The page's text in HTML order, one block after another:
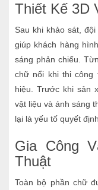
Thiết Kế 3D
Sau khi khảo sát,
giúp khách hàng
sáng phản chiếu.
chữ nổi khi thi công
hiệu. Trước khi sản
vật liệu và ánh sáng
lại là yếu tố quyết
Gia Công
Thuật
Toàn bộ phần chữ